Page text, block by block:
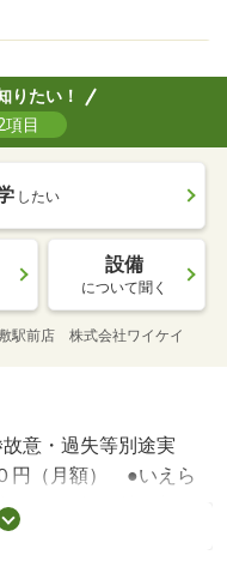
りたい！
目
したい
設備
について聞く
駅前店 株式会社ワイケイ
意・過失等別途実
円（月額） ●いえら
） ●保証会社更新
料：２２０００円／